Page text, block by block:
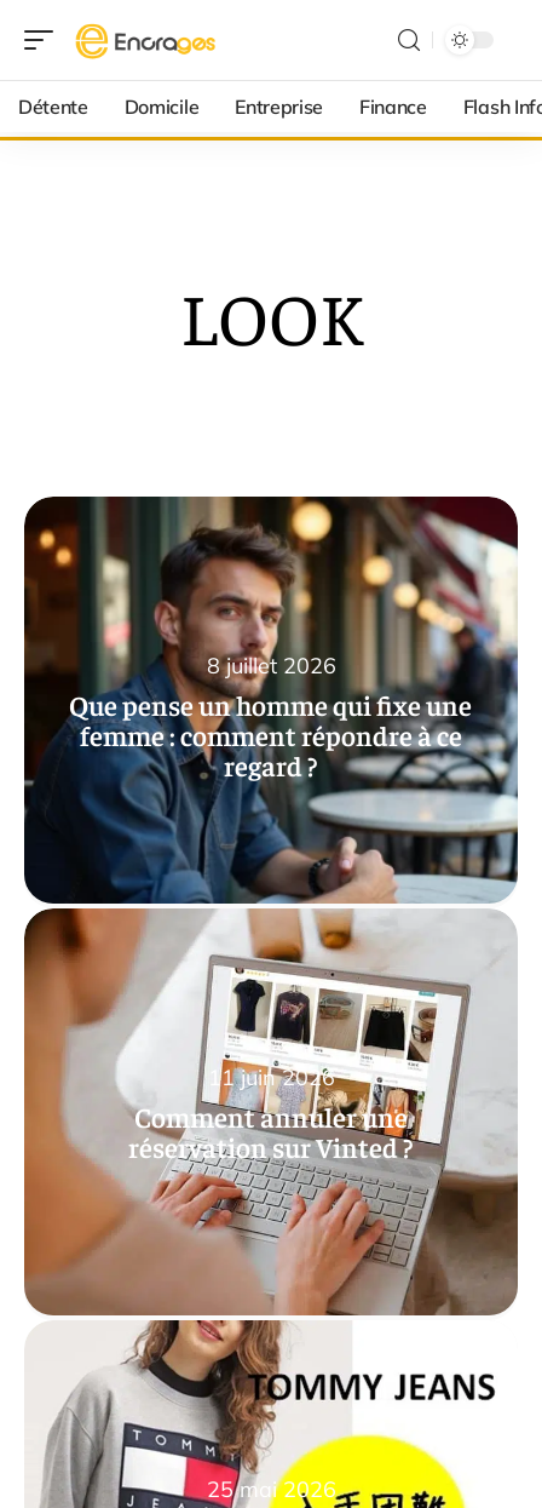
Détente Domicile Entreprise Finance Flash
LOOK
Que pense un homme qui fixe une
femme : comment répondre à ce
regard ?
8 juillet 2026
Comment annuler une
réservation sur Vinted ?
11 juin 2026
25 mai 2026